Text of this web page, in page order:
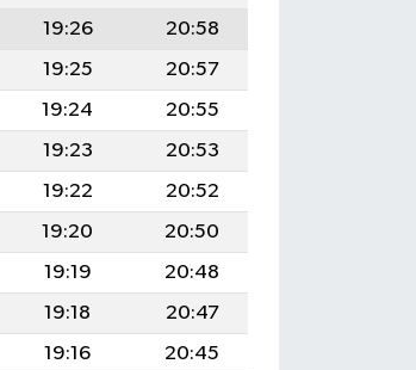
19:26
20:58
19:25
20:57
19:24
20:55
19:23
20:53
19:22
20:52
19:20
20:50
19:19
20:48
19:18
20:47
19:16
20:45